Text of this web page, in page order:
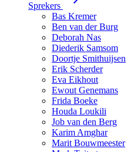
Sprekers
Bas Kremer
Ben van der Burg
Deborah Nas
Diederik Samsom
Doortje Smithuijsen
Erik Scherder
Eva Eikhout
Ewout Genemans
Frida Boeke
Houda Loukili
Job van den Berg
Karim Amghar
Marit Bouwmeester